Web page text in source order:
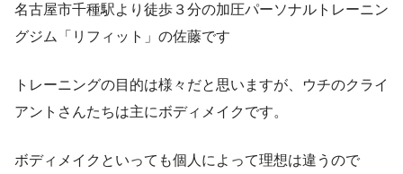
名古屋市千種駅より徒歩３分の加圧パーソナルトレーニン
グジム「リフィット」の佐藤です
トレーニングの目的は様々だと思いますが、ウチのクライ
アントさんたちは主にボディメイクです。
ボディメイクといっても個人によって理想は違うので